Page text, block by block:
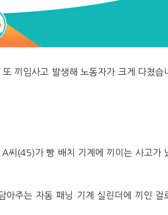
끼임사고 발생해 노동자가 크게 다쳤습
씨(45)가 빵 배치 기계에 끼이는 사고가
아주는 자동 패닝 기계 실린더에 끼인 걸